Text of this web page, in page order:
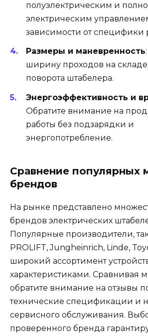
полуэлектрическим и
электрическим
зависимости от специфики
Размеры и маневренность
ширину проходов на
поворота штабелера.
Энергоэффективность и
Обратите внимание на
работы без подзарядки и
энергопотребление.
Сравнение популярных
брендов
На рынке представлено
брендов электрических
Популярные производители,
PROLIFT, Jungheinrich, Linde,
широкий ассортимент
характеристиками. Сравнивая
обратите внимание на отзывы
технические спецификации и
сервисного обслуживания.
проверенного бренда